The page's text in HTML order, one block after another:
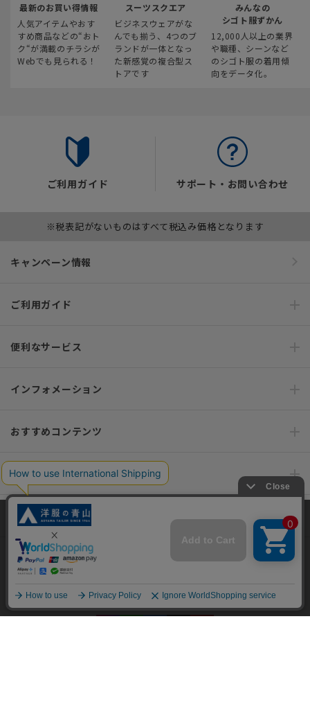
最新のお買い得情報
人気アイテムやおす
すめ商品などの“おト
ク“が満載のチラシが
Webでも見られる！
スーツスクエア
ビジネスウェアがな
んでも揃う、4つのブ
ランドが一体となっ
た新感覚の複合型ス
トアです
みんなの
シゴト服ずかん
12,000人以上の業界
や職種、シーンなど
のシゴト服の着用傾
向をデータ化。
ご利用ガイド サポート・お問い合わせ
※税表記がないものはすべて税込み価格となります
キャンペーン情報
ご利用ガイド
便利なサービス
インフォメーション
おすすめコンテンツ
ポリシー・企業情報
オーダースーツなら SHITATE
OFFICIAL SNS
当サイトでは、快適な閲覧体験とコンテンツ改善のためにCookieを使用
しています。閲覧を続けることで、Cookieの使用に同意したものとみな
します。詳細については
同意して閉じる